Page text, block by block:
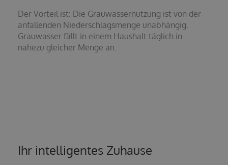
Der Vorteil ist: Die Grauwassernutzung ist von der
anfallenden Niederschlagsmenge unabhängig.
Grauwasser fällt in einem Haushalt täglich in
nahezu gleicher Menge an.
Ihr intelligentes Zuhause